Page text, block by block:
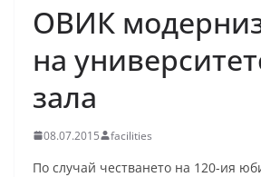
ОВИК
на
зала
08.07.2015 facilities
По случай честването на 120-ия